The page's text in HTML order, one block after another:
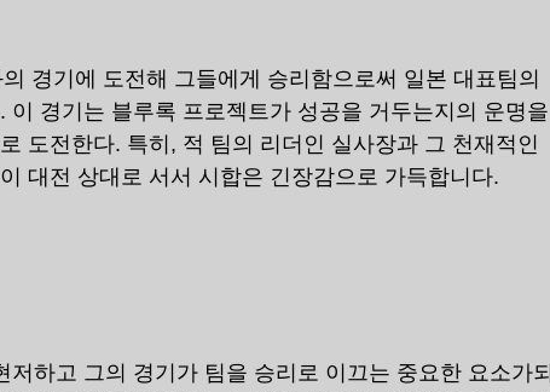
경기에 도전해 그들에게 승리함으로써 일본 대표팀의
이 경기는 블루록 프로젝트가 성공을 거두는지의 운명을
도전한다. 특히, 적 팀의 리더인 실사장과 그 천재적인
대전 상대로 서서 시합은 긴장감으로 가득합니다.
하고 그의 경기가 팀을 승리로 이끄는 중요한 요소가되